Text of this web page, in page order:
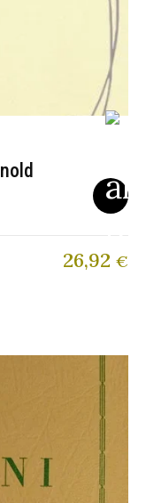
26,92 €